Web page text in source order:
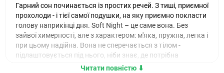
Гарний сон починається із простих речей. З тиші, приємної
прохолоди - і тієї самої подушки, на яку приємно покласти
голову наприкінці дня. Soft Night – це саме вона. Без
зайвої химерності, але з характером: м'яка, пружна, легка і
при цьому надійна. Вона не сперечається з тілом -
підлаштовується під нього, ніби знає, де потрібна
підтримка, а де просто ласкаве дотик.
Читати повністю ⬇︎